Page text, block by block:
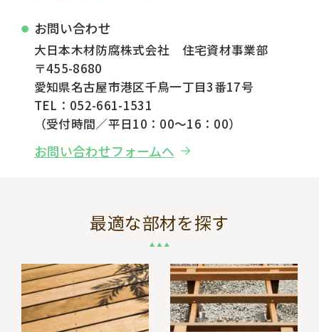
お問い合わせ
大日本木材防腐株式会社 住宅資材事業部
〒455-8680
愛知県名古屋市港区千鳥一丁目3番17号
TEL：052-661-1531
（受付時間／平日10：00～16：00）
お問い合わせフォームへ
最適な部材を探す